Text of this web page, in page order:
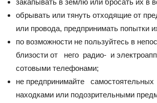
закапывать в землю или бросать их в
обрывать или тянуть отходящие от
или провода, предпринимать попытки
по возможности не пользуйтесь в
близости от него радио- и
сотовыми телефонами;
не предпринимайте
находками или подозрительными